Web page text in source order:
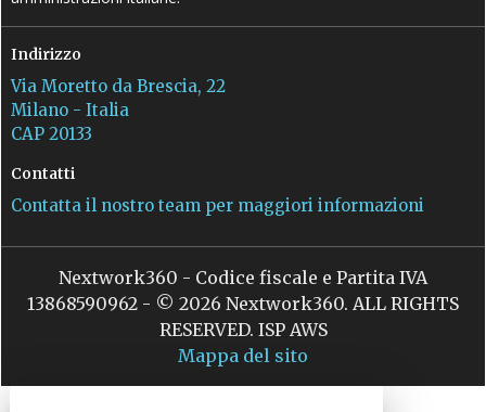
Indirizzo
Via Moretto da Brescia, 22
Milano - Italia
CAP 20133
Contatti
Contatta il nostro team per maggiori informazioni
Nextwork360 - Codice fiscale e Partita IVA
13868590962 - © 2026 Nextwork360. ALL RIGHTS
RESERVED. ISP AWS
Mappa del sito